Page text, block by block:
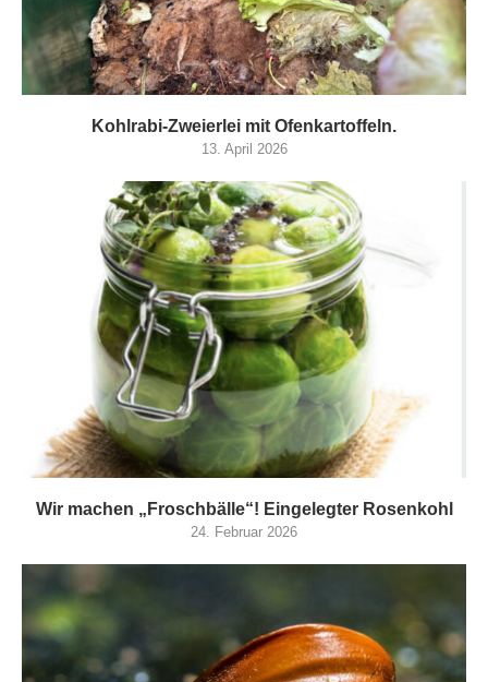
Kohlrabi-Zweierlei mit Ofenkartoffeln.
13. April 2026
Wir machen „Froschbälle“! Eingelegter Rosenkohl
24. Februar 2026